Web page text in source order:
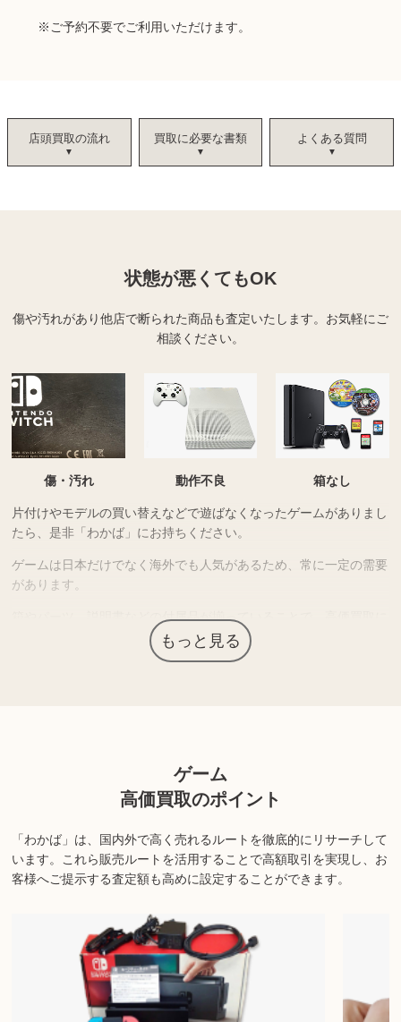
※ご予約不要でご利用いただけます。
店頭買取の流れ 買取に必要な書類 よくある質問
状態が悪くてもOK
傷や汚れがあり他店で断られた商品も査定いたします。 お気軽にご
相談ください。
傷・汚れ 動作不良 箱なし
片付けやモデルの買い替えなどで遊ばなくなったゲームがありまし
たら、是非「わかば」にお持ちください。
ゲームは日本だけでなく海外でも人気があるため、常に一定の需要
があります。
箱やパーツ、説明書などの付属品が揃っていることで、高価買取に
つながりやすくなります。もちろん「わかば」では、本体のみでも
お買取は可能ですが、付属品があることでよりご希望に近い金額を
上記以外にも様々な商品を取り扱っております。ぜひご来店くださ
商品の状態や内容によっては、お買取できない場合がございま
す。詳しくは店舗までお問い合わせください。
もっと見る
ゲーム
高価買取のポイント
「わかば」は、国内外で高く売れるルートを徹底的にリサーチして
います。 これら販売ルートを活用することで高額取引を実現し、お
客様へご提示する査定額も高めに設定することができます。